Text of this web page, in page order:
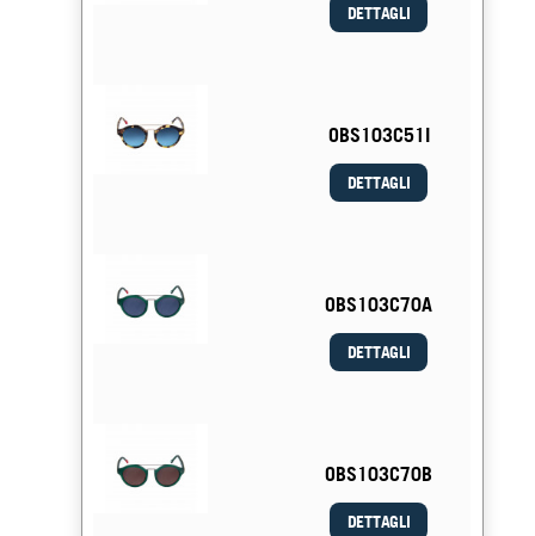
DETTAGLI
OBS103C51I
DETTAGLI
OBS103C70A
DETTAGLI
OBS103C70B
DETTAGLI